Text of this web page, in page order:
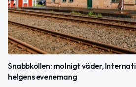
Snabbkollen: molnigt väder,
helgens evenemang